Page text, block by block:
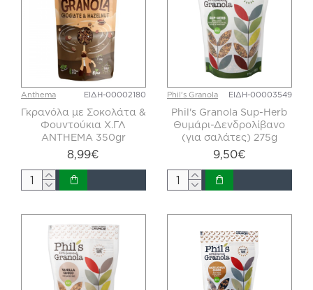
Anthema ΕΙΔΗ-00002180
Γκρανόλα με Σοκολάτα &
Φουντούκια Χ.ΓΛ
ANTHEMA 350gr
8,99€
Phil's Granola ΕΙΔΗ-00003549
Phil's Granola Sup-Herb
Θυμάρι-Δενδρολίβανο
(για σαλάτες) 275g
9,50€